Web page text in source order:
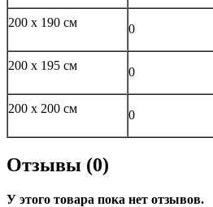
200 x 190 см 0
200 x 195 см 0
200 x 200 см 0
Отзывы (0)
У этого товара пока нет отзывов.